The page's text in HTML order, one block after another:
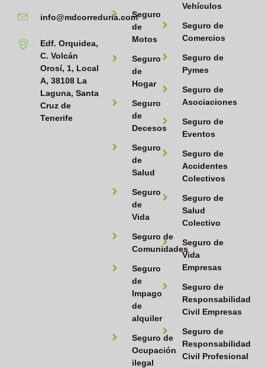
info@mdcorreduria.com
Edf. Orquidea,
C. Volcán
Orosí, 1, Local
A, 38108 La
Laguna, Santa
Cruz de
Tenerife
Seguro
de
Motos
Seguro
de
Hogar
Seguro
de
Decesos
Seguro
de
Salud
Seguro
de
Vida
Seguro de
Comunidades
Seguro
de
Impago
de
alquiler
Seguro de
Ocupación
ilegal
Vehículos
Seguro de
Comercios
Seguro de
Pymes
Seguro de
Asociaciones
Seguro de
Eventos
Seguro de
Accidentes
Colectivos
Seguro de
Salud
Colectivo
Seguro de
Vida
Empresas
Seguro de
Responsabilidad
Civil Empresas
Seguro de
Responsabilidad
Civil Profesional